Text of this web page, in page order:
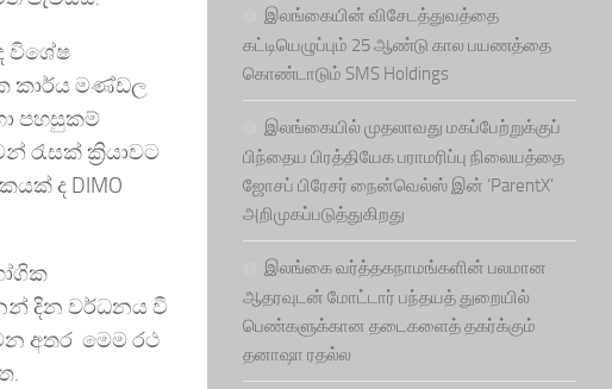
විශේෂ
කාර්ය මණ්ඩල
පහසුකම්
රැසක් ක්‍රියාවට
ද DIMO
දින වර්ධනය වී
අතර මෙම රථ
இலங்கையின் விசேடத்துவத்தை
கட்டியெழுப்பும் 25 ஆண்டு கால பயணத்தை
கொண்டாடும் SMS Holdings
இலங்கையில் முதலாவது மகப்பேற்றுக்குப்
பிந்தைய பிரத்தியேக பராமரிப்பு நிலையத்தை
ஜோசப் பிரேசர் நைன்வெல்ஸ் இன் ‘ParentX’
அறிமுகப்படுத்துகிறது
இலங்கை வர்த்தகநாமங்களின் பலமான
ஆதரவுடன் மோட்டார் பந்தயத் துறையில்
பெண்களுக்கான தடைகளைத் தகர்க்கும்
தனாஷா ரதல்ல